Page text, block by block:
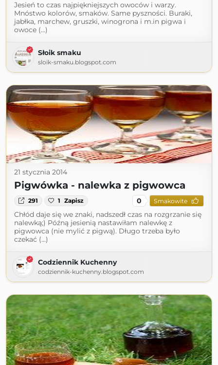
Jesień to czas najpiękniejszych owoców i warzy.
Mnóstwo kolorów, smaków. Same pyszności. Buraki,
jabłka, marchew, gruszki, winogrona i m.in pigwa i
owoce (...)
Słoik smaku
sloik-smaku.blogspot.com
21 stycznia 2014
Pigwówka - nalewka z pigwowca
291 1 Zapisz 0 Smakowite
Chłód daje się we znaki, nadszedł czas na rozgrzanie się
nalewką;) Późną jesienią nastawiłam nalewkę z
pigwowca (nie mylić z pigwą). Długo trzeba było
czekać (...)
Codziennik Kuchenny
codziennik-kuchenny.blogspot.com